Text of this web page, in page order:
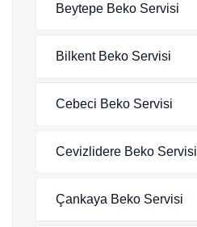
Beytepe Beko Servisi
Bilkent Beko Servisi
Cebeci Beko Servisi
Cevizlidere Beko Servisi
Çankaya Beko Servisi